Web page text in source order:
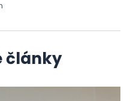
články